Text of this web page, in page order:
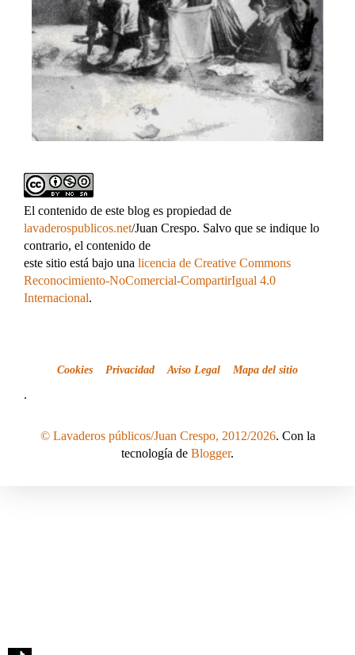
El contenido de este blog es propiedad de
lavaderospublicos.net/Juan Crespo. Salvo que se indique lo
contrario, el contenido de
este sitio está bajo una licencia de Creative Commons
Reconocimiento-NoComercial-CompartirIgual 4.0
Internacional.
Cookies Privacidad Aviso Legal Mapa del sitio
.
© Lavaderos públicos/Juan Crespo, 2012/2026. Con la
tecnología de Blogger.